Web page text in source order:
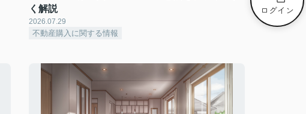
く解説
2026.07.29
不動産購入に関する情報
ログイン